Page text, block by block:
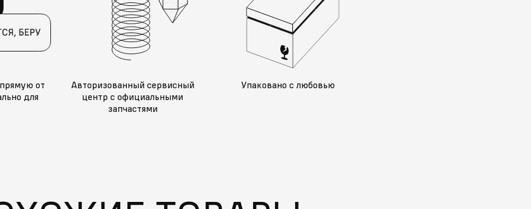
от
для
Авторизованный сервисный
центр с официальными
запчастями
Упаковано с любовью